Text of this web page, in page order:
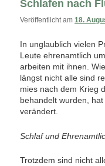
Schlafen nach
Veröffentlicht am18.
In unglaublich vielen
Leute ehrenamtlich
arbeiten mit ihnen.
längst nicht alle sind
mies nach dem Krieg
behandelt wurden,
verändert.
Schlaf und
Trotzdem sind nicht